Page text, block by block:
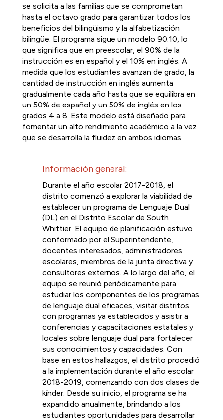
se solicita a las familias que se comprometan
hasta el octavo grado para garantizar todos los
beneficios del bilingüismo y la alfabetización
bilingüe. El programa sigue un modelo 90:10, lo
que significa que en preescolar, el 90% de la
instrucción es en español y el 10% en inglés. A
medida que los estudiantes avanzan de grado, la
cantidad de instrucción en inglés aumenta
gradualmente cada año hasta que se equilibra en
un 50% de español y un 50% de inglés en los
grados 4 a 8. Este modelo está diseñado para
fomentar un alto rendimiento académico a la vez
que se desarrolla la fluidez en ambos idiomas.
Información general:
Durante el año escolar 2017-2018, el
distrito comenzó a explorar la viabilidad de
establecer un programa de Lenguaje Dual
(DL) en el Distrito Escolar de South
Whittier. El equipo de planificación estuvo
conformado por el Superintendente,
docentes interesados, administradores
escolares, miembros de la junta directiva y
consultores externos. A lo largo del año, el
equipo se reunió periódicamente para
estudiar los componentes de los programas
de lenguaje dual eficaces, visitar distritos
con programas ya establecidos y asistir a
conferencias y capacitaciones estatales y
locales sobre lenguaje dual para fortalecer
sus conocimientos y capacidades. Con
base en estos hallazgos, el distrito procedió
a la implementación durante el año escolar
2018-2019, comenzando con dos clases de
kínder. Desde su inicio, el programa se ha
expandido anualmente, brindando a los
estudiantes oportunidades para desarrollar